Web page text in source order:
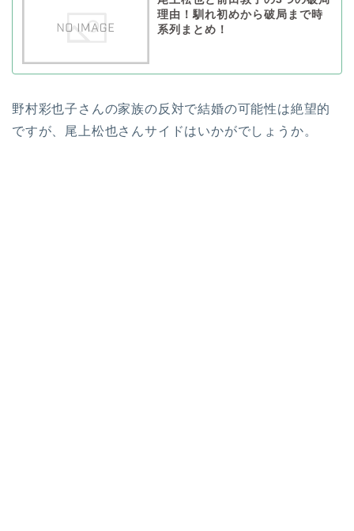
理由！馴れ初めから破局まで時
系列まとめ！
野村彩也子さんの家族の反対で結婚の可能性は絶望的
ですが、尾上松也さんサイドはいかがでしょうか。